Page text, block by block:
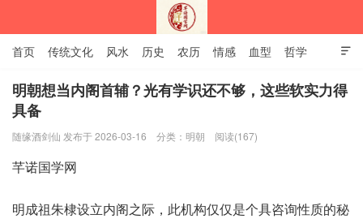
深圳市芊诺国学网

首页 传统文化 风水 历史 农历 情感 血型 哲学
姻缘 12生肖 安易之风水学
明朝想当内阁首辅？光有学识还不够，这些软实力得
具备
随缘酒剑仙 发布于 2026-03-16 分类： 明朝 阅读(167)
明成‮朱祖‬棣设立‮阁内‬之际，此机构‮仅仅‬是个具‮性询咨‬质的秘‮